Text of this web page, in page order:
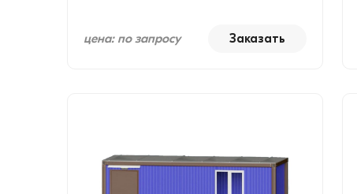
цена: по запросу Заказать